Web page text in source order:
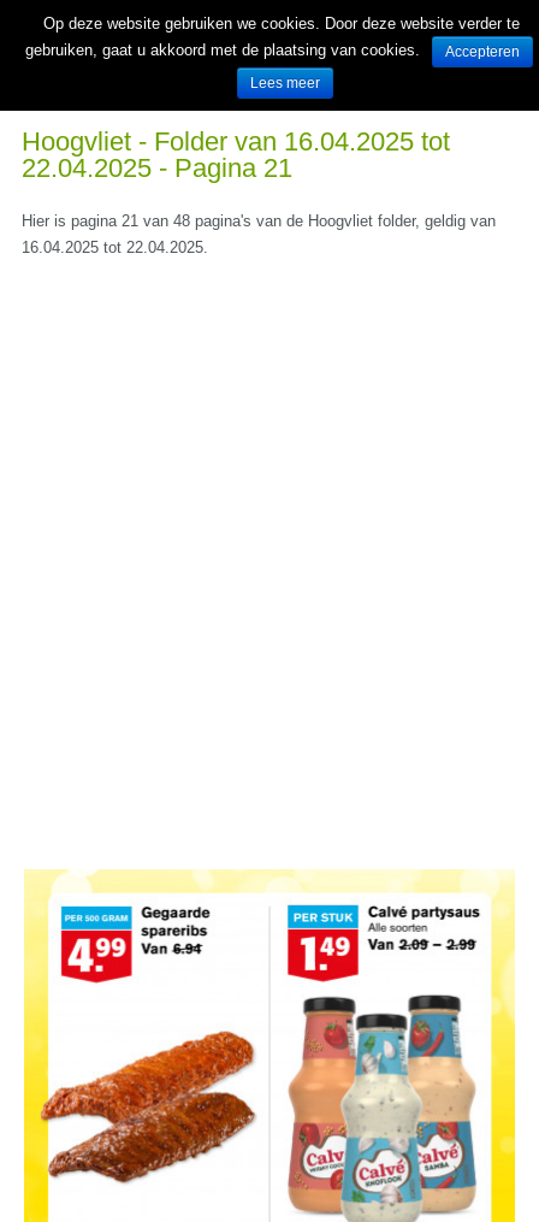
Wekelijks nieuwe folders van Nederlandse supermarkten en winkels
Hoogvliet - Folder van 16.04.2025 tot
22.04.2025 - Pagina 21
Hier is pagina 21 van 48 pagina's van de Hoogvliet folder, geldig van
16.04.2025 tot 22.04.2025.
Op deze website gebruiken we cookies. Door deze website verder te
gebruiken, gaat u akkoord met de plaatsing van cookies.
Accepteren
Lees meer